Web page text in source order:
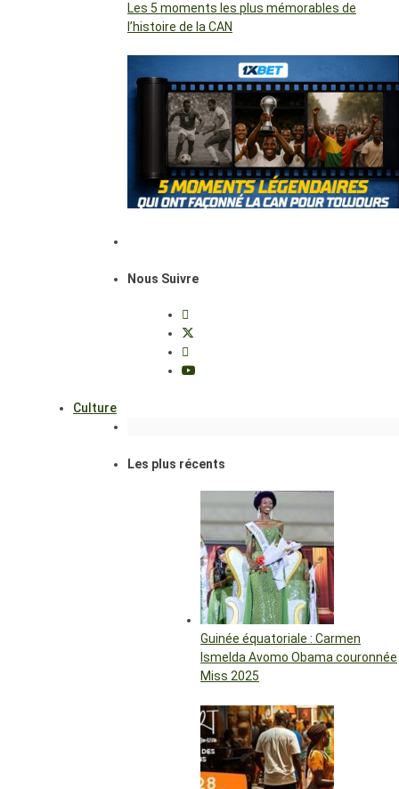
Les 5 moments les plus mémorables de
l’histoire de la CAN
Nous Suivre
Culture
Les plus récents
Guinée équatoriale : Carmen
Ismelda Avomo Obama couronnée
Miss 2025